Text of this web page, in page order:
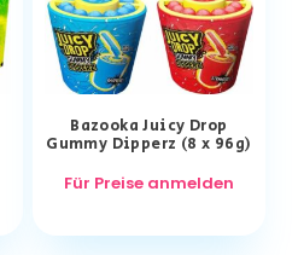
Bazooka Juicy Drop
Gummy Dipperz (8 x 96g)
Für Preise anmelden